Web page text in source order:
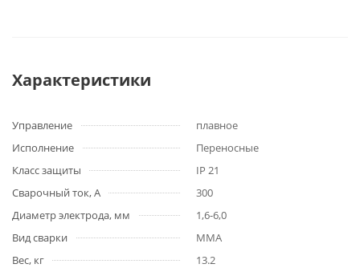
Характеристики
Управление
плавное
Исполнение
Переносные
Класс защиты
IP 21
Сварочный ток, А
300
Диаметр электрода, мм
1,6-6,0
Вид сварки
MMA
Вес, кг
13.2